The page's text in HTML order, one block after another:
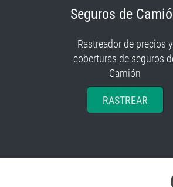
Seguros de
Rastreador de precios y
coberturas de seguros
Camión
RASTREAR